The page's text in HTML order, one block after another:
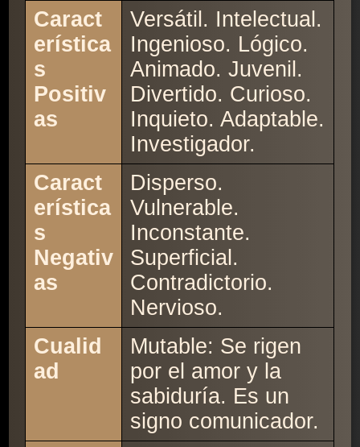
Caract
erística
s
Positiv
as
Versátil. Intelectual.
Ingenioso. Lógico.
Animado. Juvenil.
Divertido. Curioso.
Inquieto. Adaptable.
Investigador.
Caract
erística
s
Negativ
as
Disperso.
Vulnerable.
Inconstante.
Superficial.
Contradictorio.
Nervioso.
Cualid
ad
Mutable: Se rigen
por el amor y la
sabiduría. Es un
signo comunicador.